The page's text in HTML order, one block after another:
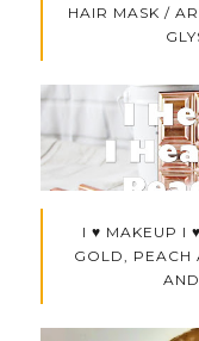
HAIR MASK /
I ♥ MAKEUP I
GOLD, PEACH